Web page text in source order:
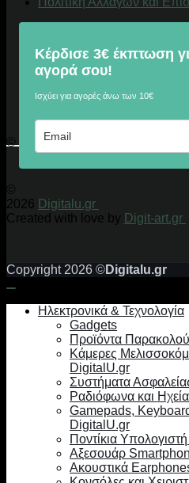
Κέρδισε 3€ έκπτωση
αγορά σου!
Ισχύει για αγορές άνω των 10€
© 2026 Digitalu.gr
©
2026 Digitalu.gr
Created with love by Digit-art.gr
Copyright 2026 ©Digitalu.gr
Ηλεκτρονικά & Τεχνολογία
Gadgets
Προϊόντα
Κάμερες
DigitalU.gr
Συστήματα
Ραδιόφωνα και
Gamepads,
DigitalU.gr
Ποντίκια
Αξεσουάρ
Ακουστικά